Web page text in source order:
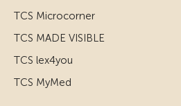
TCS Microcorner
TCS MADE VISIBLE
TCS lex4you
TCS MyMed